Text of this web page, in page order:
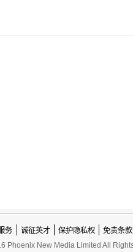
务 诚征英才 保护隐私权 免责条款
Phoenix New Media Limited All